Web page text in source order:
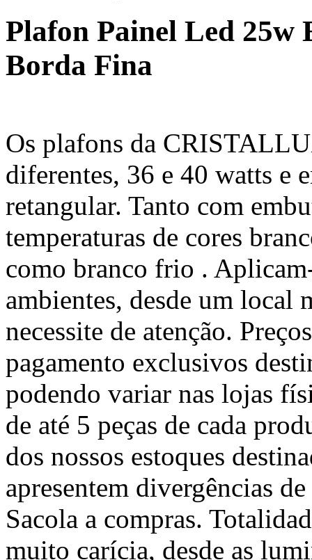
Plafon Painel Led
Borda Fina
Os plafons da
diferentes, 36 e 40 watts e
retangular. Tanto com
temperaturas de cores
como branco frio .
ambientes, desde um local
necessite de atenção.
pagamento exclusivos
podendo variar nas lojas
de até 5 peças de cada
dos nossos estoques
apresentem divergências
Sacola a compras.
muito carícia, desde as